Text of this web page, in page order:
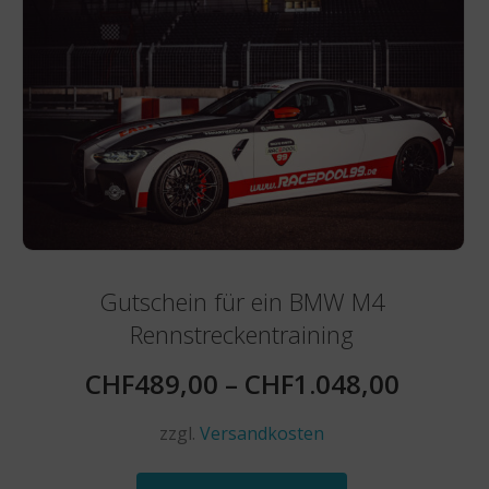
Gutschein für ein BMW M4
Rennstreckentraining
CHF489,00 – CHF1.048,00
zzgl.Versandkosten